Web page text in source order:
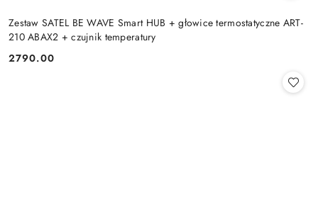
Zestaw SATEL BE WAVE Smart HUB + głowice termostatyczne ART-
210 ABAX2 + czujnik temperatury
Cena:
2790.00